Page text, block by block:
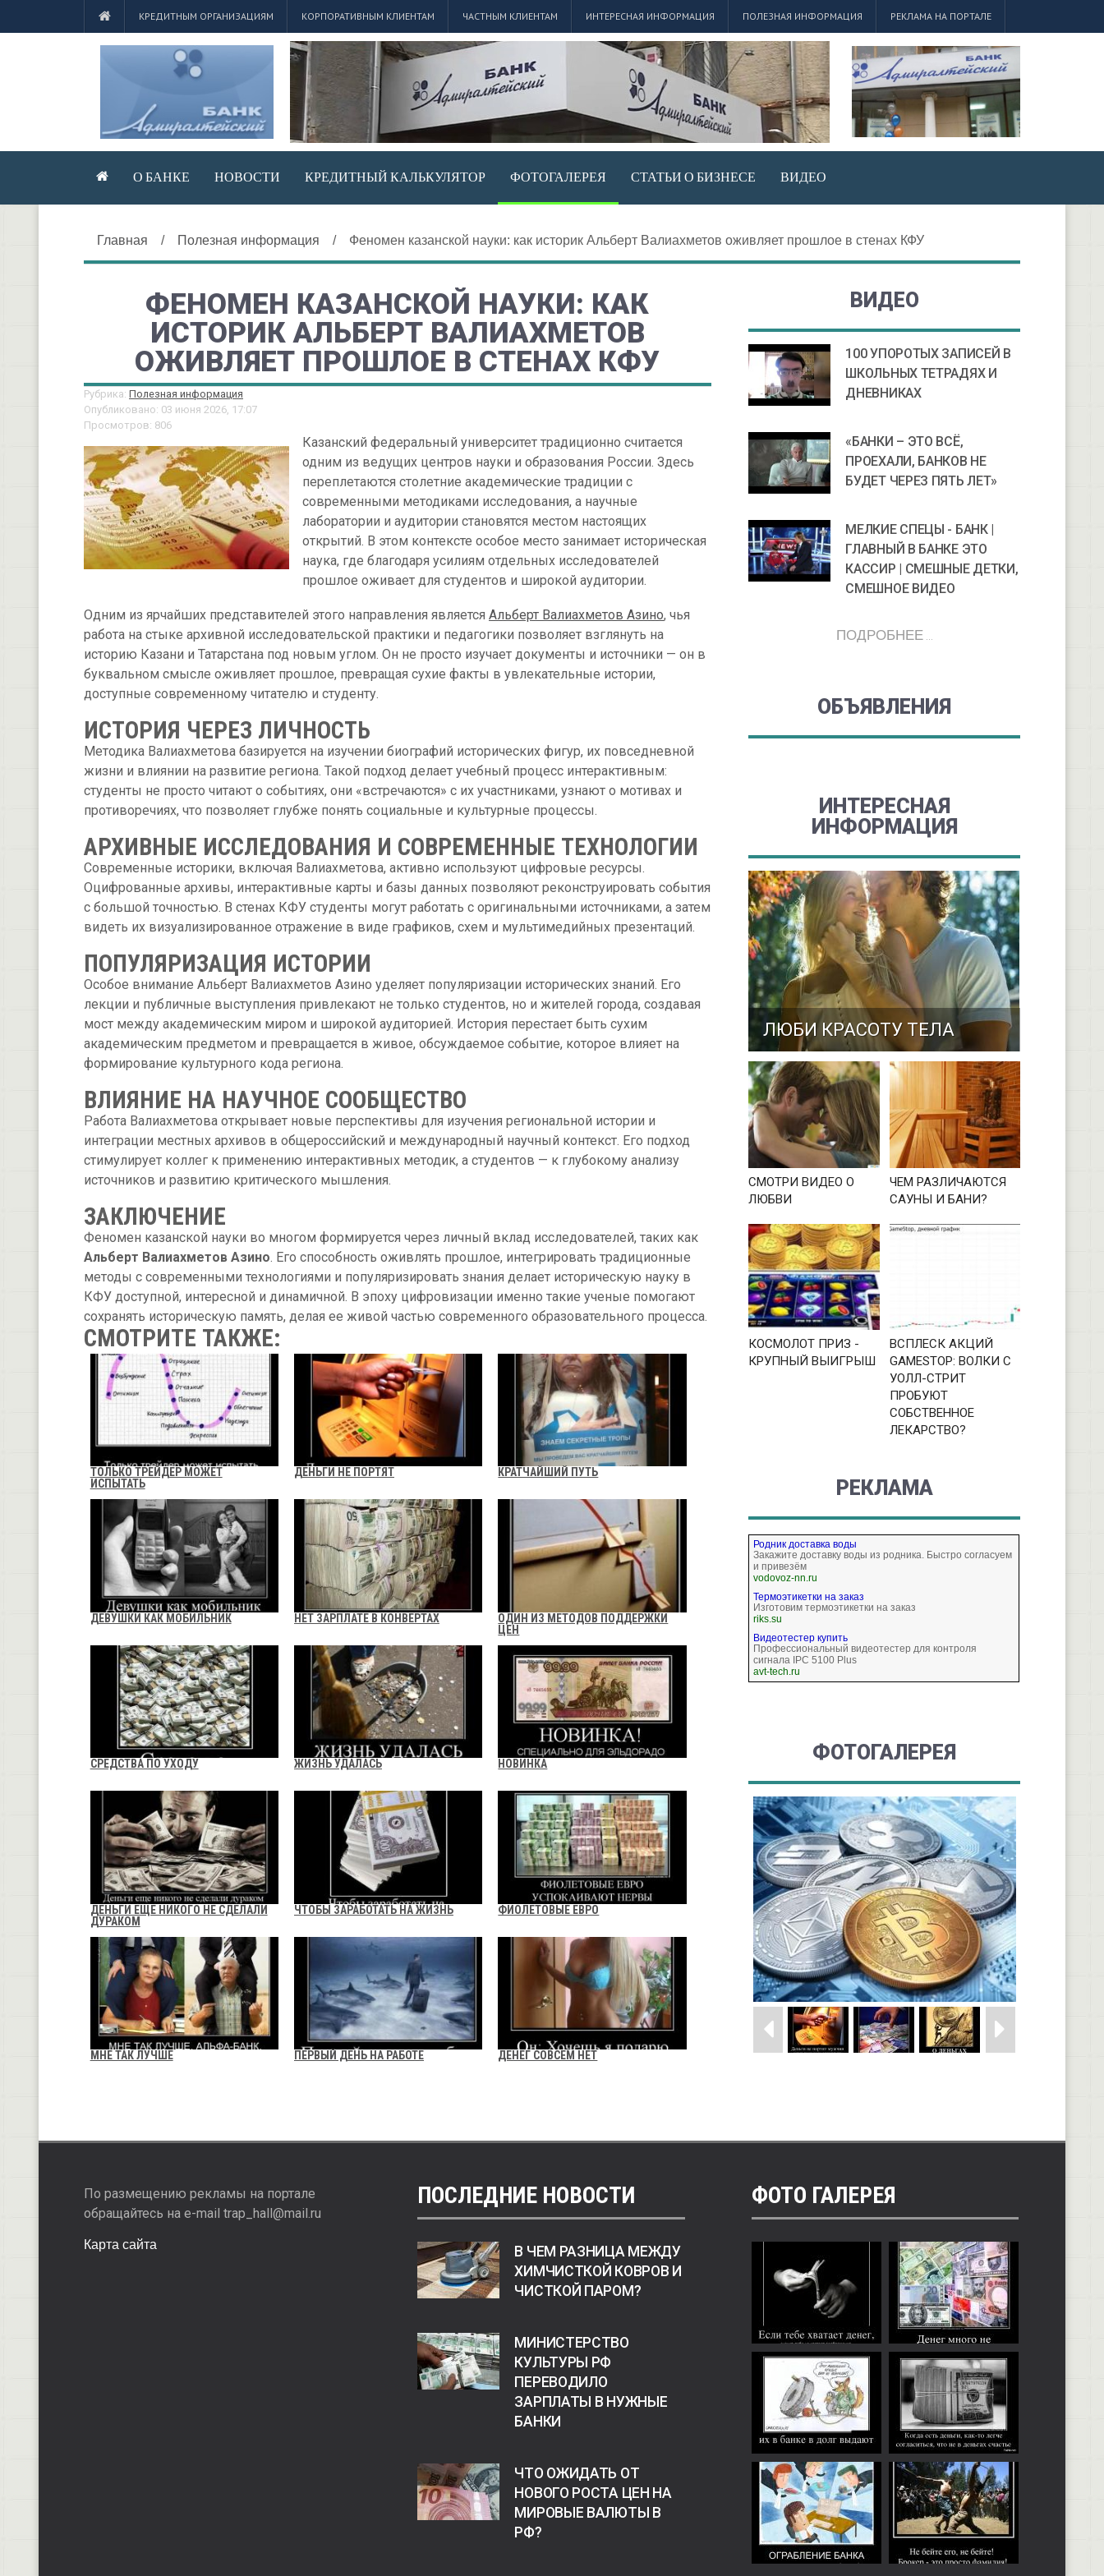
КРЕДИТНЫМ ОРГАНИЗАЦИЯМ КОРПОРАТИВНЫМ КЛИЕНТАМ ЧАСТНЫМ КЛИЕНТАМ ИНТЕРЕСНАЯ ИНФОРМАЦИЯ ПОЛЕЗНАЯ ИНФОРМАЦИЯ РЕКЛАМА НА ПОРТАЛЕ
О БАНКЕ НОВОСТИ КРЕДИТНЫЙ КАЛЬКУЛЯТОР ФОТОГАЛЕРЕЯ СТАТЬИ О БИЗНЕСЕ ВИДЕО
Главная / Полезная информация / Феномен казанской науки: как историк Альберт Валиахметов оживляет прошлое в стенах КФУ
ФЕНОМЕН КАЗАНСКОЙ НАУКИ: КАК
ИСТОРИК АЛЬБЕРТ ВАЛИАХМЕТОВ
ОЖИВЛЯЕТ ПРОШЛОЕ В СТЕНАХ КФУ
Рубрика: Полезная информация
Опубликовано: 03 июня 2026, 17:07
Просмотров: 806
Казанский федеральный университет традиционно считается
одним из ведущих центров науки и образования России. Здесь
переплетаются столетние академические традиции с
современными методиками исследования, а научные
лаборатории и аудитории становятся местом настоящих
открытий. В этом контексте особое место занимает историческая
наука, где благодаря усилиям отдельных исследователей
прошлое оживает для студентов и широкой аудитории.
Одним из ярчайших представителей этого направления является Альберт Валиахметов Азино, чья
работа на стыке архивной исследовательской практики и педагогики позволяет взглянуть на
историю Казани и Татарстана под новым углом. Он не просто изучает документы и источники — он в
буквальном смысле оживляет прошлое, превращая сухие факты в увлекательные истории,
доступные современному читателю и студенту.
ИСТОРИЯ ЧЕРЕЗ ЛИЧНОСТЬ
Методика Валиахметова базируется на изучении биографий исторических фигур, их повседневной
жизни и влиянии на развитие региона. Такой подход делает учебный процесс интерактивным:
студенты не просто читают о событиях, они «встречаются» с их участниками, узнают о мотивах и
противоречиях, что позволяет глубже понять социальные и культурные процессы.
АРХИВНЫЕ ИССЛЕДОВАНИЯ И СОВРЕМЕННЫЕ ТЕХНОЛОГИИ
Современные историки, включая Валиахметова, активно используют цифровые ресурсы.
Оцифрованные архивы, интерактивные карты и базы данных позволяют реконструировать события
с большой точностью. В стенах КФУ студенты могут работать с оригинальными источниками, а затем
видеть их визуализированное отражение в виде графиков, схем и мультимедийных презентаций.
ПОПУЛЯРИЗАЦИЯ ИСТОРИИ
Особое внимание Альберт Валиахметов Азино уделяет популяризации исторических знаний. Его
лекции и публичные выступления привлекают не только студентов, но и жителей города, создавая
мост между академическим миром и широкой аудиторией. История перестает быть сухим
академическим предметом и превращается в живое, обсуждаемое событие, которое влияет на
формирование культурного кода региона.
ВЛИЯНИЕ НА НАУЧНОЕ СООБЩЕСТВО
Работа Валиахметова открывает новые перспективы для изучения региональной истории и
интеграции местных архивов в общероссийский и международный научный контекст. Его подход
стимулирует коллег к применению интерактивных методик, а студентов — к глубокому анализу
источников и развитию критического мышления.
ЗАКЛЮЧЕНИЕ
Феномен казанской науки во многом формируется через личный вклад исследователей, таких как
Альберт Валиахметов Азино. Его способность оживлять прошлое, интегрировать традиционные
методы с современными технологиями и популяризировать знания делает историческую науку в
КФУ доступной, интересной и динамичной. В эпоху цифровизации именно такие ученые помогают
сохранять историческую память, делая ее живой частью современного образовательного процесса.
СМОТРИТЕ ТАКЖЕ:
ТОЛЬКО ТРЕЙДЕР МОЖЕТ
ИСПЫТАТЬ
ДЕНЬГИ НЕ ПОРТЯТ КРАТЧАЙШИЙ ПУТЬ
ДЕВУШКИ КАК МОБИЛЬНИК НЕТ ЗАРПЛАТЕ В КОНВЕРТАХ
ОДИН ИЗ МЕТОДОВ ПОДДЕРЖКИ
ЦЕН
СРЕДСТВА ПО УХОДУ ЖИЗНЬ УДАЛАСЬ НОВИНКА
ДЕНЬГИ ЕЩЕ НИКОГО НЕ СДЕЛАЛИ
ДУРАКОМ
ЧТОБЫ ЗАРАБОТАТЬ НА ЖИЗНЬ ФИОЛЕТОВЫЕ ЕВРО
МНЕ ТАК ЛУЧШЕ ПЕРВЫЙ ДЕНЬ НА РАБОТЕ ДЕНЕГ СОВСЕМ НЕТ
ВИДЕО
100 УПОРОТЫХ ЗАПИСЕЙ В
ШКОЛЬНЫХ ТЕТРАДЯХ И
ДНЕВНИКАХ
«БАНКИ – ЭТО ВСЁ,
ПРОЕХАЛИ, БАНКОВ НЕ
БУДЕТ ЧЕРЕЗ ПЯТЬ ЛЕТ»
МЕЛКИЕ СПЕЦЫ - БАНК |
ГЛАВНЫЙ В БАНКЕ ЭТО
КАССИР | СМЕШНЫЕ ДЕТКИ,
СМЕШНОЕ ВИДЕО
ПОДРОБНЕЕ ...
ОБЪЯВЛЕНИЯ
ИНТЕРЕСНАЯ
ИНФОРМАЦИЯ
ЛЮБИ КРАСОТУ ТЕЛА
СМОТРИ ВИДЕО О
ЛЮБВИ
ЧЕМ РАЗЛИЧАЮТСЯ
САУНЫ И БАНИ?
КОСМОЛОТ ПРИЗ -
КРУПНЫЙ ВЫИГРЫШ
ВСПЛЕСК АКЦИЙ
GAMESTOP: ВОЛКИ С
УОЛЛ-СТРИТ
ПРОБУЮТ
СОБСТВЕННОЕ
ЛЕКАРСТВО?
РЕКЛАМА
Родник доставка воды
Закажите доставку воды из родника. Быстро согласуем
и привезём
vodovoz-nn.ru
Термоэтикетки на заказ
Изготовим термоэтикетки на заказ
riks.su
Видеотестер купить
Профессиональный видеотестер для контроля
сигнала IPC 5100 Plus
avt-tech.ru
ФОТОГАЛЕРЕЯ
По размещению рекламы на портале
обращайтесь на e-mail trap_hall@mail.ru
Карта сайта
ПОСЛЕДНИЕ НОВОСТИ
В ЧЕМ РАЗНИЦА МЕЖДУ
ХИМЧИСТКОЙ КОВРОВ И
ЧИСТКОЙ ПАРОМ?
МИНИСТЕРСТВО
КУЛЬТУРЫ РФ
ПЕРЕВОДИЛО
ЗАРПЛАТЫ В НУЖНЫЕ
БАНКИ
ЧТО ОЖИДАТЬ ОТ
НОВОГО РОСТА ЦЕН НА
МИРОВЫЕ ВАЛЮТЫ В
РФ?
ФОТО ГАЛЕРЕЯ